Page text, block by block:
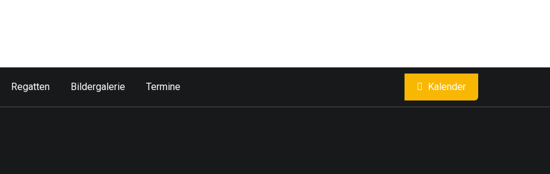
Regatten Bildergalerie Termine Kalender